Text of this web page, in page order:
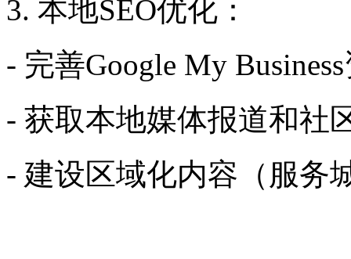
3. 本地SEO优化：
- 完善Google My
- 获取本地媒体报道和社
- 建设区域化内容（服务